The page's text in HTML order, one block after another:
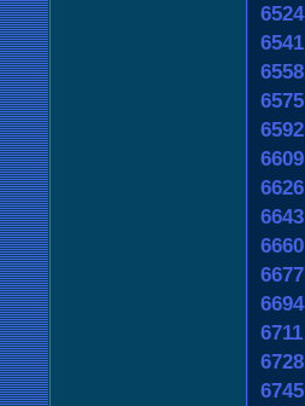
6524
6541
6558
6575
6592
6609
6626
6643
6660
6677
6694
6711
6728
6745